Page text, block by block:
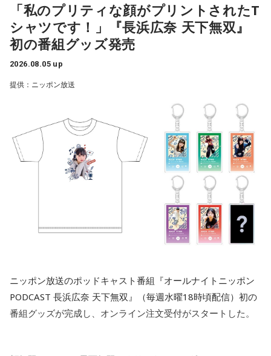
て。自分の中にある常識を疑ってみると、モヤモヤの正体に
気づけるかも。
【12位】射手座（いて座）
頑張りすぎに注意の日。仕事や頼まれごとを抱え込みすぎ
ことも意識しましょう。全部ひとりでやろうとせず、周囲に
上手に頼ることを心がけて。紫色の服を身につけると、心が
落ち着きそう。
【今日の一言メッセージ】
勝ち負けにこだわりすぎると、大切なものを見落としてしま
います。誰かと張り合う気持ちが湧いてきたら、「自分は何
のためにこれをしているのか」と立ち止まってみましょう。
本当に欲しいものは、競争の先ではなく、自分の内側にある
■監修者プロフィール：草彅健太（くさなぎ・けんた）
東京・池袋占い館セレーネ所属。メンタルケアカウンセラ
トやアプリの監修も手がける。また、イベントMCや声優とし
ての活動もしており、芸能関係者からの依頼も多い。
Webサイト：https://selene-uranai.com/
YouTube：https://youtu.be/UHrZuZcHTj4
長野「あくまでも予想。黒字化すると決まっているわけでは
ない」
佐藤「万が一、大きな出来事が起きたらね。たとえばこうし
て熊本で自信が起きた。支出は増える。ある程度、予備のお
もっと税収は入ってくるだろうね、使えばいい、と。これか
ら2年の間に大きなことが起きたらどうするんですか。重大な
消費税減税ということを、よくこんな中途半端なところで決
定したな、と。責任政党と言っている自民党がやることか、
「高市首相は、しても地獄、引いても地獄なのでは？ や
っても佐藤さんの懸念がある、やらなければ『言ったのに』
「2月の衆議院選挙の総選挙のとき、自民党は消費税の減
税、飲食料品について2年間0にする、と公約にしたから、と
いうことですよね」
インパクトあるTシャツについて番組内で長浜は「私のプリテ
ィな顔がプリントされたTシャツです！」「長浜広奈が好きだ
ってことがモロバレするTシャツなのでご注意」と紹介。全6
両商品は受注販売で、申し込みは8月23日（日）23：59まで
販売ページ（
https://official-goods-store.jp/muso/ ）で受け
付けている。9月25日（金）以降順次発送予定。詳細は販売
■長浜広奈 コメント
私の希望をニッポン放送さんが全て叶えてくれました。
可愛い顔が大きくプリントされたTシャツに個性溢れるサムネ
イルのアクキーが完成してます♡
「私のプリティな顔がプリントされたT
シャツです！」『長浜広奈 天下無双』
初の番組グッズ発売
2026.08.05 up
提供：ニッポン放送
ニッポン放送のポッドキャスト番組『オールナイトニッポン
PODCAST 長浜広奈 天下無双』（毎週水曜18時頃配信）初の
番組グッズが完成し、オンライン注文受付がスタートした。